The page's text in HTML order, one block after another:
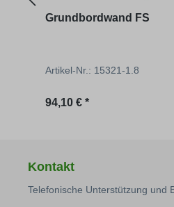
Grundbordwand FS
Artikel-Nr.: 15321-1.8
Regulärer Preis:
94,10 € *
Kontakt
Telefonische Unterstützung und